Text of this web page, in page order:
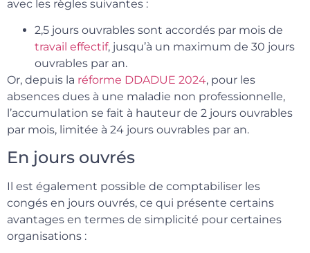
avec les règles suivantes :
2,5 jours ouvrables sont accordés par mois de
travail effectif, jusqu’à un maximum de 30 jours
ouvrables par an.
Or, depuis la réforme DDADUE 2024, pour les
absences dues à une maladie non professionnelle,
l’accumulation se fait à hauteur de 2 jours ouvrables
par mois, limitée à 24 jours ouvrables par an.
En jours ouvrés
Il est également possible de comptabiliser les
congés en jours ouvrés, ce qui présente certains
avantages en termes de simplicité pour certaines
organisations :